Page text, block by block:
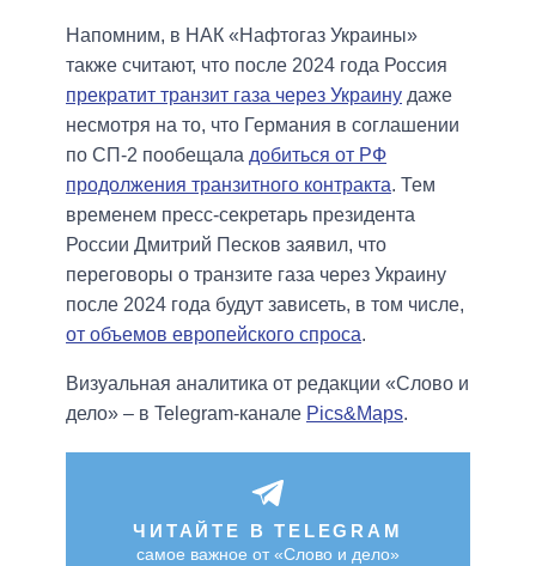
Напомним, в НАК «Нафтогаз Украины»
также считают, что после 2024 года Россия
прекратит транзит газа через Украину даже
несмотря на то, что Германия в соглашении
по СП-2 пообещала добиться от РФ
продолжения транзитного контракта. Тем
временем пресс-секретарь президента
России Дмитрий Песков заявил, что
переговоры о транзите газа через Украину
после 2024 года будут зависеть, в том числе,
от объемов европейского спроса.
Визуальная аналитика от редакции «Слово и
дело» – в Telegram-канале Pics&Maps.
ЧИТАЙТЕ В TELEGRAM
самое важное от «Слово и дело»